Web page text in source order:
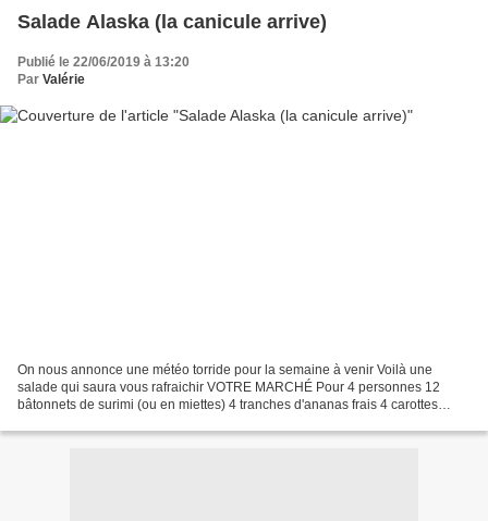
Salade Alaska (la canicule arrive)
Publié le 22/06/2019 à 13:20
Par Valérie
On nous annonce une météo torride pour la semaine à venir Voilà une
salade qui saura vous rafraichir VOTRE MARCHÉ Pour 4 personnes 12
bâtonnets de surimi (ou en miettes) 4 tranches d'ananas frais 4 carottes